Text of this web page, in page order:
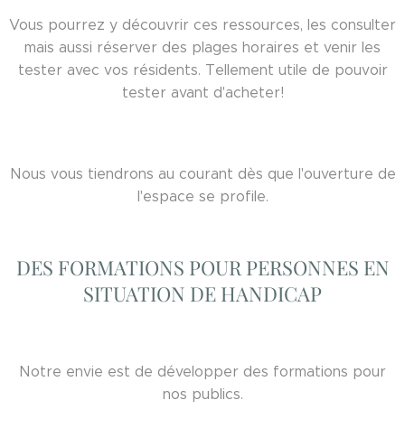
Vous pourrez y découvrir ces ressources, les consulter
mais aussi réserver des plages horaires et venir les
tester avec vos résidents. Tellement utile de pouvoir
tester avant d'acheter!
Nous vous tiendrons au courant dès que l'ouverture de
l'espace se profile.
DES FORMATIONS POUR PERSONNES EN
SITUATION DE HANDICAP
Notre envie est de développer des formations pour
nos publics.